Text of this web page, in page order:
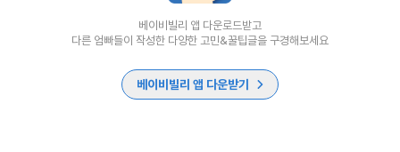
베이비빌리 앱 다운로드받고
다른 엄빠들이 작성한 다양한 고민&꿀팁글을 구경해보세요
베이비빌리 앱 다운받기